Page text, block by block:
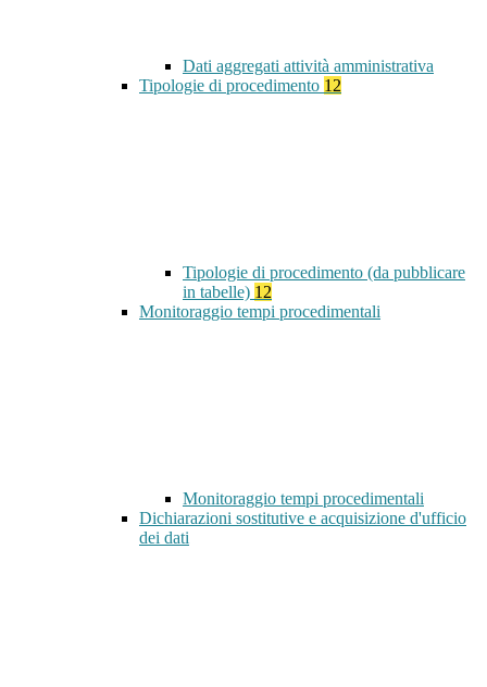
Dati aggregati attività amministrativa
Tipologie di procedimento 12
Tipologie di procedimento (da pubblicare
in tabelle) 12
Monitoraggio tempi procedimentali
Monitoraggio tempi procedimentali
Dichiarazioni sostitutive e acquisizione d'ufficio
dei dati